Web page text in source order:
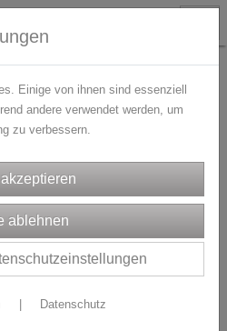
Einige von ihnen sind essenziell
andere verwendet werden, um
zu verbessern.
Datenschutz